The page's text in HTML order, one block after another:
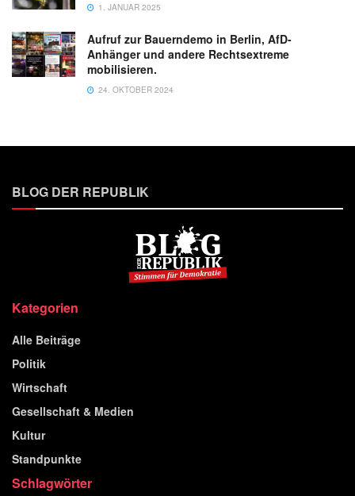
1. JANUAR 2025
Aufruf zur Bauerndemo in Berlin, AfD-
Anhänger und andere Rechtsextreme
mobilisieren.
24. OKTOBER 2024
BLOG DER REPUBLIK
Kategorien
Alle Beiträge
Politik
Wirtschaft
Gesellschaft & Medien
Kultur
Standpunkte
Schlagwörter